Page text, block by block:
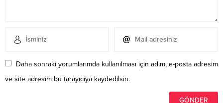
Daha sonraki yorumlarımda kullanılması için adım, e-posta adresim
ve site adresim bu tarayıcıya kaydedilsin.